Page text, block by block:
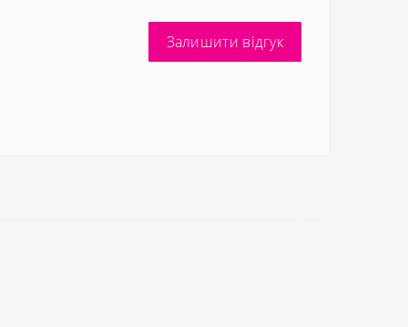
Залишити відгук